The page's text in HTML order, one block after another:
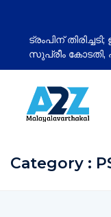
ട്രംപിന്
സുപ്രീം കോടതി,
Category :